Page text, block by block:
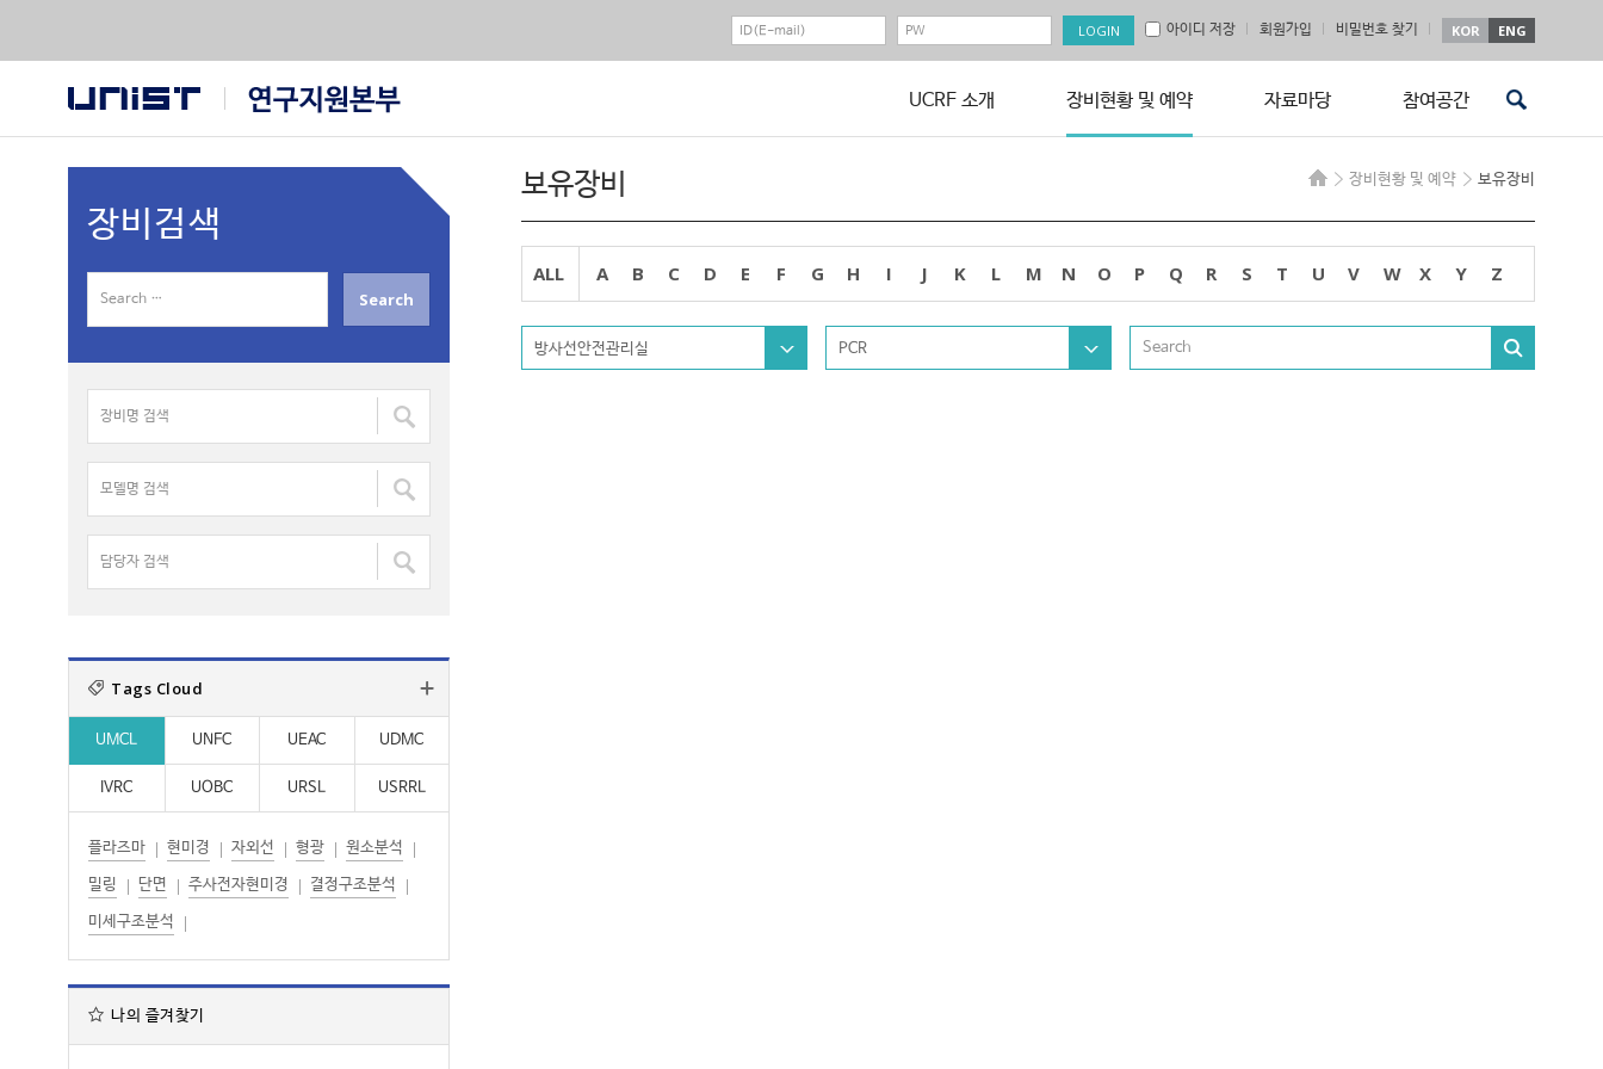
아이디 저장 회원가입 비밀번호 찾기 KOR ENG
UCRF 소개 장비현황 및 예약 자료마당 참여공간
장비현황 및 예약 보유장비
보유장비
ALL A B C D E F G H I J K L M N O P Q R S T U V W X Y Z
방사선안전관리실 PCR
장비검색
f
장
명
검
색
모
명
검
색
담
색
:
Tags Cloud
UMCL UNFC UEAC UDMC
IVRC UOBC URSL USRRL
플라즈마 현미경 자외선 형광 원소분석
밀링 단면 주사전자현미경 결정구조분석
미세구조분석
나의 즐겨찾기